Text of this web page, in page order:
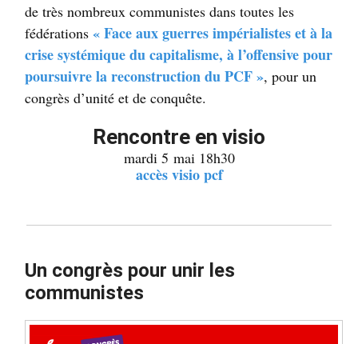
de très nombreux communistes dans toutes les
fédérations «Face aux guerres impérialistes et à la
crise systémique du capitalisme, à l’offensive pour
poursuivre la reconstruction duPCF», pour un
congrès d’unité et de conquête.
Rencontre en visio
mardi 5 mai 18h30
accès visio pcf
Un congrès pour unir les
communistes